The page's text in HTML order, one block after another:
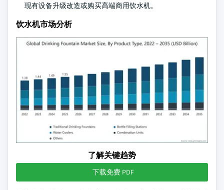
现有设备升级改造或购买高端商用饮水机。
饮水机市场分析
了解关键趋势
下载免费 PDF